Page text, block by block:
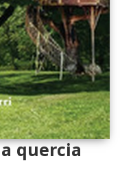
quercia